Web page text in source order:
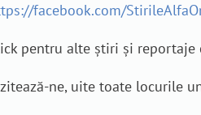
facebook.com/
pentru alte știri și reportaje
ne, uite toate locurile